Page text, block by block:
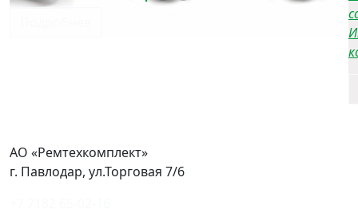
АО «Ремтехкомплект»
г. Павлодар, ул.Торговая 7/6